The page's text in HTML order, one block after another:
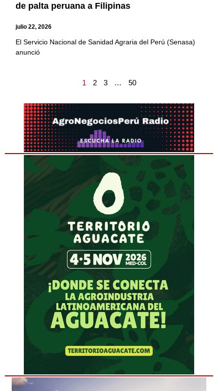
de palta peruana a Filipinas
julio 22, 2026
El Servicio Nacional de Sanidad Agraria del Perú (Senasa)
anunció
1 2 3 … 50